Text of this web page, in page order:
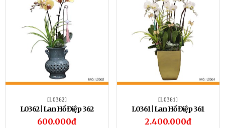
[L0362]
L0362 | Lan Hồ Điệp 362
600.000đ
[L0361]
L0361 | Lan Hồ Điệp 361
2.400.000đ